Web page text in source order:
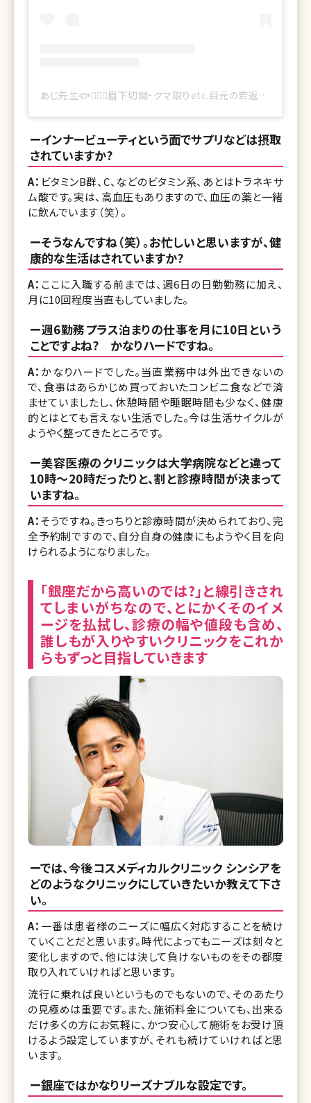
あじ先生🐟👨🏻‍⚕️眉下切開・クマ取りetc.目元の若返り専門医(@dr.ajima_y99)がシェアした投稿
ーインナービューティという面でサプリなどは摂取
されていますか?
A： ビタミンB群、C、などのビタミン系、あとはトラネキサ
ム酸です。実は、高血圧もありますので、血圧の薬と一緒
に飲んでいます（笑）。
ーそうなんですね（笑）。お忙しいと思いますが、健
康的な生活はされていますか?
A： ここに入職する前までは、週6日の日勤勤務に加え、
月に10回程度当直もしていました。
ー週6勤務プラス泊まりの仕事を月に10日という
ことですよね? かなりハードですね。
A： かなりハードでした。当直業務中は外出できないの
で、食事はあらかじめ買っておいたコンビニ食などで済
ませていましたし、休憩時間や睡眠時間も少なく、健康
的とはとても言えない生活でした。今は生活サイクルが
ようやく整ってきたところです。
ー美容医療のクリニックは大学病院などと違って
10時〜20時だったりと、割と診療時間が決まって
いますね。
A：そうですね。きっちりと診療時間が決められており、完
全予約制ですので、自分自身の健康にもようやく目を向
けられるようになりました。
「銀座だから高いのでは?」と線引きされ
てしまいがちなので、とにかくそのイメ
ージを払拭し、診療の幅や値段も含め、
誰しもが入りやすいクリニックをこれか
らもずっと目指していきます
ーでは、今後コスメディカルクリニック シンシアを
どのようなクリニックにしていきたいか教えて下さ
い。
A： 一番は患者様のニーズに幅広く対応することを続け
ていくことだと思います。時代によってもニーズは刻々と
変化しますので、他には決して負けないものをその都度
取り入れていければと思います。
流行に乗れば良いというものでもないので、そのあたり
の見極めは重要です。また、施術料金についても、出来る
だけ多くの方にお気軽に、かつ安心して施術をお受け頂
けるよう設定していますが、それも続けていければと思
います。
ー銀座ではかなりリーズナブルな設定です。